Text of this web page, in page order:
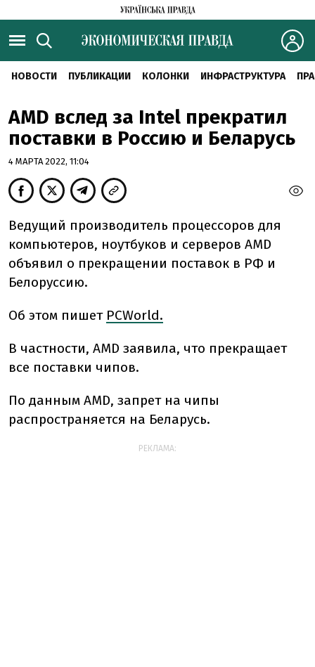
НОВОСТИ ПУБЛИКАЦИИ КОЛОНКИ ИНФРАСТРУКТУРА
AMD вслед за Intel прекратил
поставки в Россию и Беларусь
4 МАРТА 2022, 11:04
Ведущий производитель процессоров для
компьютеров, ноутбуков и серверов AMD
объявил о прекращении поставок в РФ и
Белоруссию.
Об этом пишет PCWorld.
В частности, AMD заявила, что прекращает
все поставки чипов.
По данным AMD, запрет на чипы
распространяется на Беларусь.
РЕКЛАМА: